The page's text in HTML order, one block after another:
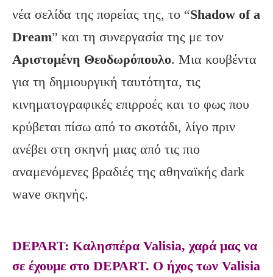
νέα σελίδα της πορείας της, το “Shadow ofa
Dream” και τη συνεργασία της με τον
Αριστομένη Θεοδωρόπουλο. Μια κουβέντα
για τη δημιουργική ταυτότητα, τις
κινηματογραφικές επιρροές και το φως που
κρύβεται πίσω από το σκοτάδι, λίγο πριν
ανέβει στη σκηνή μιας από τις πιο
αναμενόμενες βραδιές της αθηναϊκής dark
wave σκηνής.
DEPART: Καλησπέρα Valisia, χαρά μας να
σε έχουμε στο DEPART. Ο ήχος των Valisia